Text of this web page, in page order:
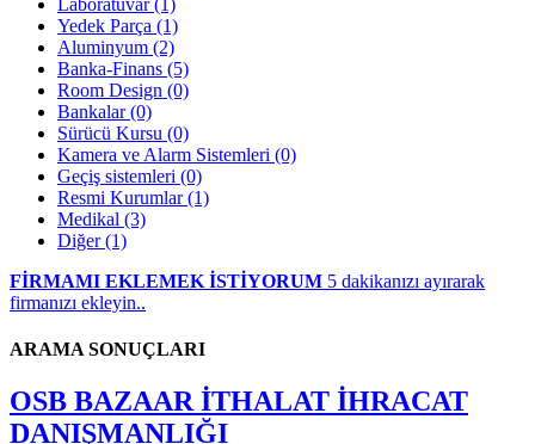
Yedek Parça (1)
Aluminyum (2)
Banka-Finans (5)
Room Design (0)
Bankalar(0)
Sürücü Kursu (0)
Kamera ve Alarm Sistemleri (0)
Geçiş sistemleri (0)
Resmi Kurumlar(1)
Medikal (3)
Diğer(1)
FİRMAMI EKLEMEK İSTİYORUM 5 dakikanızı ayırarak
firmanızı ekleyin..
ARAMA SONUÇLARI
OSB BAZAAR İTHALAT İHRACAT
DANIŞMANLIĞI